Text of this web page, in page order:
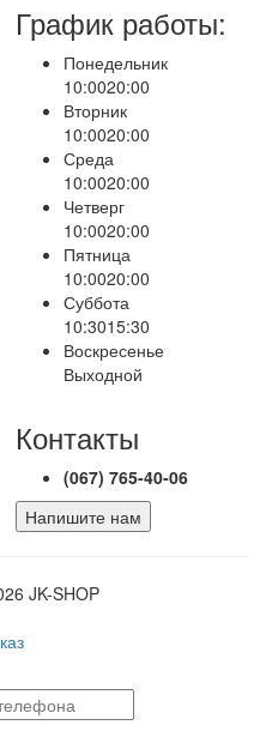
График работы:
Понедельник
10:0020:00
Вторник
10:0020:00
Среда
10:0020:00
Четверг
10:0020:00
Пятница
10:0020:00
Суббота
10:3015:30
Воскресенье
Выходной
Контакты
(067) 765-40-06
Напишите нам
JK-SHOP